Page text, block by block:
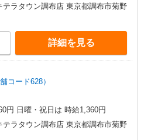
テラタウン調布店 東京都調布市菊野
詳細を見る
コード628）
時給1,260円 日曜・祝日は 時給1,360円
テラタウン調布店 東京都調布市菊野